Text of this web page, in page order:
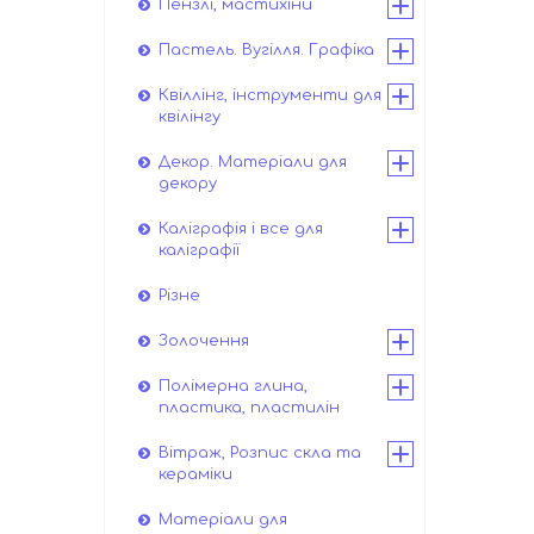
Пензлі, мастихіни
Пастель. Вугілля. Графіка
Квіллінг, інструменти для
квілінгу
Декор. Матеріали для
декору
Каліграфія і все для
каліграфії
Різне
Золочення
Полімерна глина,
пластика, пластилін
Вітраж, Розпис скла та
кераміки
Матеріали для